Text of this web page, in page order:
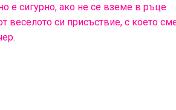
е сигурно, ако не се вземе в ръце
веселото си присъствие, с което